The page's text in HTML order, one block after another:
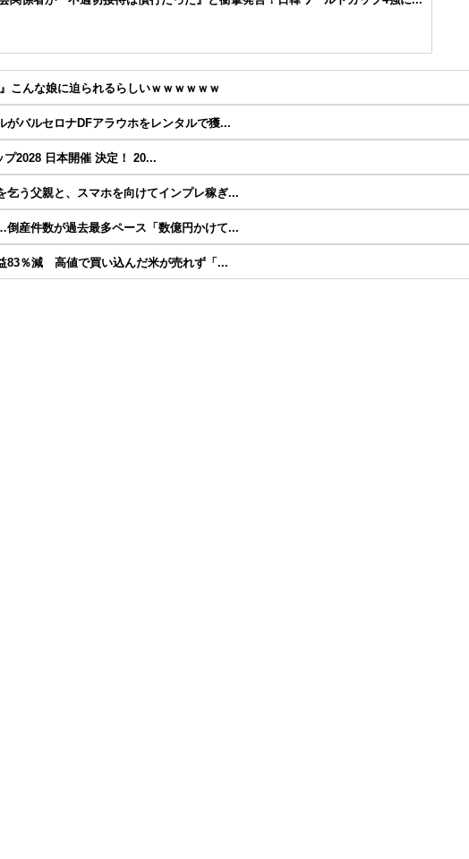
こんな娘に迫られるらしいｗｗｗｗｗｗ
がバルセロナDFアラウホをレンタルで獲...
プ2028 日本開催 決定！ 20...
乞う父親と、スマホを向けてインプレ稼ぎ...
産件数が過去最多ペース「数億円かけて...
83％減 高値で買い込んだ米が売れず「...